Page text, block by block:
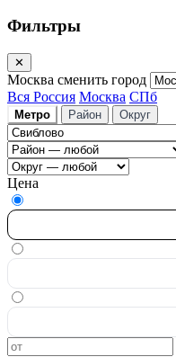
Фильтры
✕
Москва сменить город
Вся Россия Москва СПб
Метро Район Округ
Цена